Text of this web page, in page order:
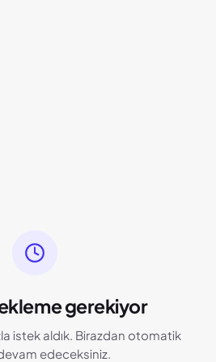
gerekiyor
istek aldık. Birazdan otomatik
edeceksiniz.